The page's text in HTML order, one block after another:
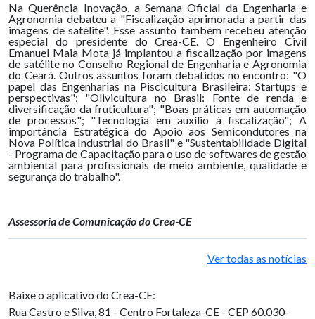
Na Querência Inovação, a Semana Oficial da Engenharia e
Agronomia debateu a "Fiscalização aprimorada a partir das
imagens de satélite". Esse assunto também recebeu atenção
especial do presidente do Crea-CE. O Engenheiro Civil
Emanuel Maia Mota já implantou a fiscalização por imagens
de satélite no Conselho Regional de Engenharia e Agronomia
do Ceará. Outros assuntos foram debatidos no encontro: "O
papel das Engenharias na Piscicultura Brasileira: Startups e
perspectivas"; "Olivicultura no Brasil: Fonte de renda e
diversificação da fruticultura"; "Boas práticas em automação
de processos"; "Tecnologia em auxílio à fiscalização"; A
importância Estratégica do Apoio aos Semicondutores na
Nova Política Industrial do Brasil" e "Sustentabilidade Digital
- Programa de Capacitação para o uso de softwares de gestão
ambiental para profissionais de meio ambiente, qualidade e
segurança do trabalho".
Assessoria de Comunicação do Crea-CE
Ver todas as notícias
Baixe o aplicativo do Crea-CE:
Rua Castro e Silva, 81 - Centro Fortaleza-CE - CEP 60.030-